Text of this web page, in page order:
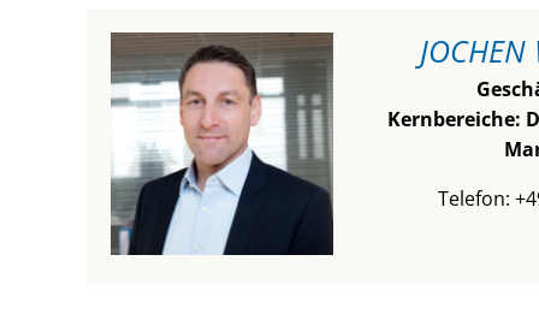
JOCHEN
Kernbereiche:
Telefon: